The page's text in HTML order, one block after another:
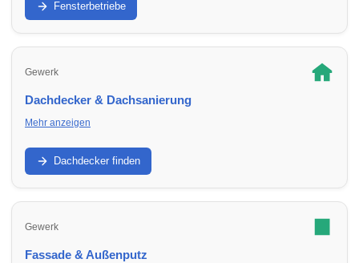
Fachbetriebe in Umbgebungen für Fenster, Haustüren und
Terrassentüren.
Fensterbetriebe
Gewerk
Dachdecker & Dachsanierung
Mehr anzeigen
Dachabdichtung, Dachfenster, Reparatur und
Neueindeckung: Finde Dachdecker in Umbgebungen für
Sanierung und Wartung.
Dachdecker finden
Gewerk
Fassade & Außenputz